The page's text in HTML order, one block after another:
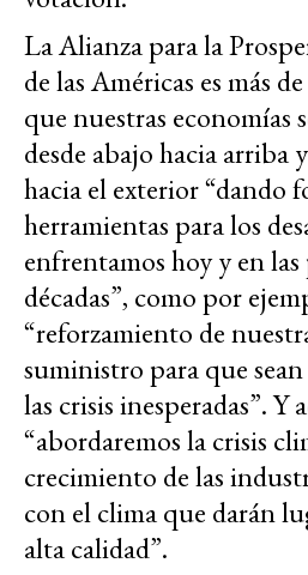
La Alianza para la
de las Américas es más
que nuestras economías
desde abajo hacia arriba
hacia el exterior “dando
herramientas para los
enfrentamos hoy y en las
décadas”, como por
“reforzamiento de
suministro para que sean
las crisis inesperadas”. Y
“abordaremos la crisis
crecimiento de las
con el clima que darán
alta calidad”.